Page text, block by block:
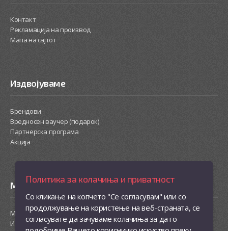
Контакт
Рекламација на производ
Мапа на сајтот
Издвојуваме
Брендови
Вредносен ваучер (подарок)
Партнерска програма
Акција
Моја сметка
Моја сметка
Историја на нарачки
Политика за колачиња и приватност
Со кликање на копчето "Се согласувам" или со
продолжување на користење на веб-страната, се
согласувате да зачуваме колачиња за да го